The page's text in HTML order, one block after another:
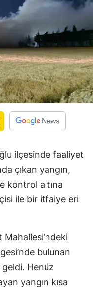
ilçesinde faaliyet
çıkan yangın,
kontrol altına
ile bir itfaiye eri
Mahallesi’ndeki
bulunan
Henüz
yangın kısa